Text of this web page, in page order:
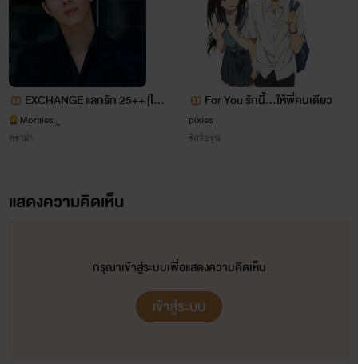
ตัวละครรอง
กำปั้น- แฝดน้องหัวสีน้ำเงินของแบมือ ผู้ดื้อรั้น ขี้โวยวาย ใจร้อน
รองประธานหน้าหัวสีส้ม! (คนข้างล่าง)
EXCHANGE แลกรัก 25++ [ไซโ
คร X ฟ้าใส | ไลท์ X คริสติน]
Morales._
ดราม่า
For You รักนี้...ให้พี่คนเดียว
pixies
รักวัยรุ่น
แสดงความคิดเห็น
กรุณาเข้าสู่ระบบเพื่อแสดงความคิดเห็น
เข้าสู่ระบบ